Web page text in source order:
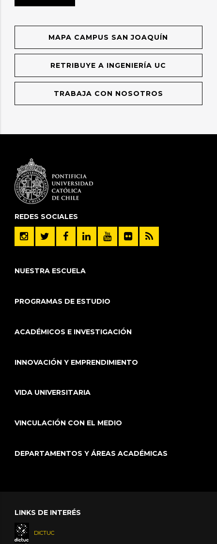
MAPA CAMPUS SAN JOAQUÍN
RETRIBUYE A INGENIERÍA UC
TRABAJA CON NOSOTROS
REDES SOCIALES
NUESTRA ESCUELA
PROGRAMAS DE ESTUDIO
ACADÉMICOS E INVESTIGACIÓN
INNOVACIÓN Y EMPRENDIMIENTO
VIDA UNIVERSITARIA
VINCULACIÓN CON EL MEDIO
DEPARTAMENTOS Y ÁREAS ACADÉMICAS
LINKS DE INTERÉS
DICTUC